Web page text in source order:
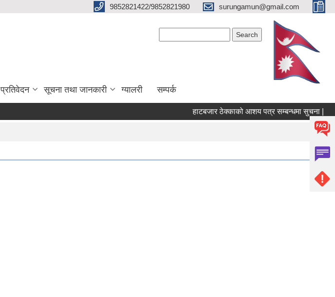
9852821422/9852821980 surungamun@gmail.com
प्रतिवेदन सूचना तथा जानकारी ग्यालरी सम्पर्क
हाटबजार ठेक्काको आशय पत्र सम्बन्धमा सुचना |